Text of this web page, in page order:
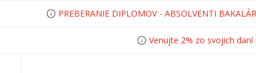
PREBERANIE DIPLOMOV - ABSOLVENTI
Venujte 2% zo svojich